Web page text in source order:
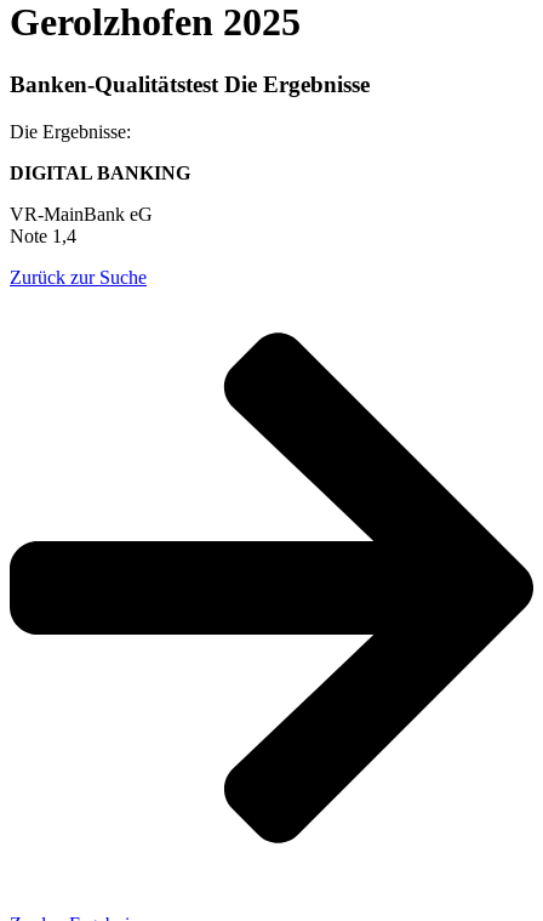
Gerolzhofen 2025
Banken-Qualitätstest Die Ergebnisse
Die Ergebnisse:
DIGITAL BANKING
VR-MainBank eG
Note 1,4
Zurück zur Suche